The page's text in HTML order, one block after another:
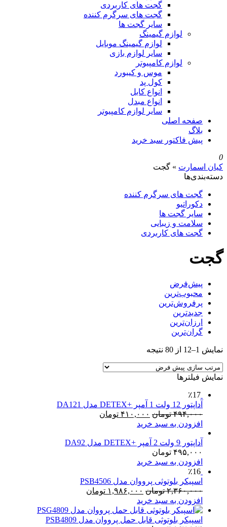
گجت های کاربردی
گجت های سرگرم کننده
سایر گجت ها
لوازم گیمینگ
لوازم گیمینگ موبایل
سایر لوازم بازی
لوازم کامپیوتر
موس و کیبورد
کول پد
انواع کابل
انواع مبدل
سایر لوازم کامپیوتر
صفحه اصلی
بلاگ
پیش فاکتور سبد خرید
0
کیان اسمارت » گجت
دسته‌بندی‌ها
گجت های سرگرم کننده
دکوراتیو
سایر گجت ها
سلامت و زیبایی
گجت های کاربردی
گجت
پیش‌فرض
محبوب‌ترین
پرفروش‌ترین
جدیدترین
ارزان‌ترین
گران‌ترین
نمایش 1–12 از 80 نتیجه
نمایش فیلترها
٪17
آداپتور 12 ولت 1 آمپر +DETEX مدل DA121
۴۹۴,۰۰۰ تومان قیمت
اصلی:
بود.
۴۱۰,۰۰۰ تومان
افزودن به سبد خرید
آداپتور 9 ولت 2 آمپر +DETEX مدل DA92
۴۹۵,۰۰۰ تومان
افزودن به سبد خرید
٪16
اسپیکر بلوتوثی پرووان مدل PSB4506
۲,۳۶۰,۰۰۰ تومان قیمت
اصلی:
۲,۳۶۰,۰۰۰ تومان
بود.
۱,۹۸۶,۰۰۰ تومان
۱,۹۸۶,۰۰۰ تومان.
افزودن به سبد خرید
اسپیکر بلوتوثی قابل حمل پرووان مدل PSB4809